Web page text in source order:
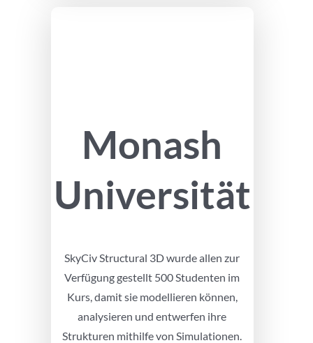
Monash
Universität
SkyCiv Structural 3D wurde allen zur
Verfügung gestellt 500 Studenten im
Kurs, damit sie modellieren können,
analysieren und entwerfen ihre
Strukturen mithilfe von Simulationen.